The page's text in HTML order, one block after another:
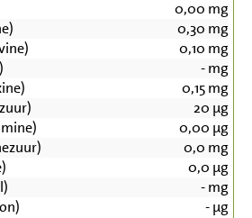
0,00 mg
0,30 mg
0,10 mg
-mg
0,15mg
20 µg
0,00 µg
0,0 mg
0,0 µg
-mg
-µg